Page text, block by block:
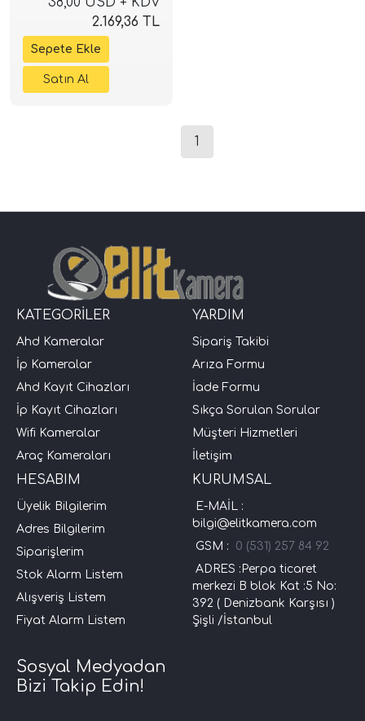
2.169,36 TL
1
KATEGORİLER
Ahd Kameralar
İp Kameralar
Ahd Kayıt Cihazları
İp Kayıt Cihazları
Wifi Kameralar
Araç Kameraları
YARDIM
Sipariş Takibi
Arıza Formu
İade Formu
Sıkça Sorulan Sorular
Müşteri Hizmetleri
İletişim
HESABIM
Üyelik Bilgilerim
Adres Bilgilerim
Siparişlerim
Stok Alarm Listem
Alışveriş Listem
Fiyat Alarm Listem
KURUMSAL
E-MAİL :
bilgi@elitkamera.com
GSM : 0 (531) 257 84 92
ADRES :Perpa ticaret
merkezi B blok Kat :5 No:
392 ( Denizbank Karşısı )
Şişli /İstanbul
Sosyal Medyadan
Bizi Takip Edin!